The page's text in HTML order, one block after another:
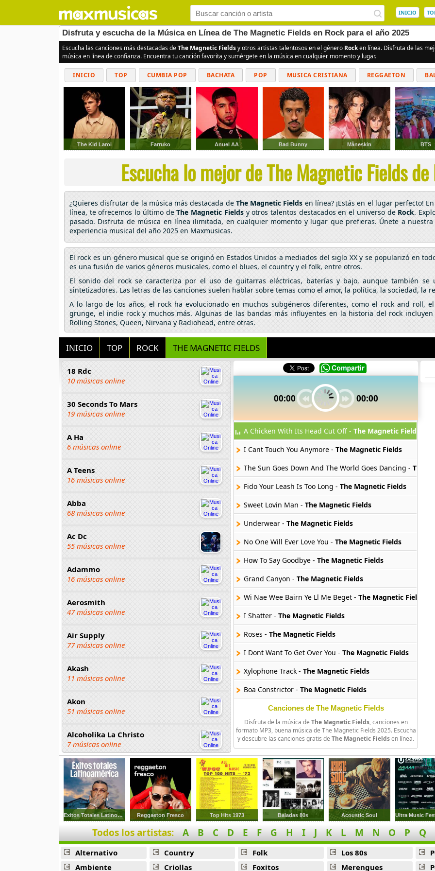
INICIO
Disfruta y escucha de la Música en Línea de The Magnetic Fields en Rock para el año 2025
Escucha las canciones más destacadas deThe Magnetic Fieldsy otros artistas talentosos en el género Rocken línea. Disfruta de las
música en línea de confianza. Encuentra tu canción favorita y sumérgete en la música en cualquier momento y lugar.
INICIO TOP CUMBIA POP BACHATA POP MUSICA CRISTIANA REGGAETON
CUMBIAS
The Kid Laroi Farruko Anuel AA Bad Bunny Måneskin BTS
Escucha lo mejor de The Magnetic Fields
¿Quieres disfrutar de la música más destacada de The Magnetic Fields en línea? ¡Estás en el lugar perfecto!
línea, te ofrecemos lo último deThe Magnetic Fieldsy otros talentos destacados en el universo de Rock.
pasado. Disfruta de música en línea ilimitada, en cualquier momento y lugar que prefieras. Únete a
experiencia musical del año 2025 en Maxmusicas.
El rock es un género musical que se originó en Estados Unidos a mediados del siglo XX y se popularizó en
es una fusión de varios géneros musicales, como el blues, el country y el folk, entre otros.
El sonido del rock se caracteriza por el uso de guitarras eléctricas, baterías y bajo, aunque también se
sintetizadores. Las letras de las canciones suelen hablar sobre temas como el amor, la política, la sociedad, la
A lo largo de los años, el rock ha evolucionado en muchos subgéneros diferentes, como el rock and roll,
grunge, el indie rock y muchos más. Algunas de las bandas más influyentes en la historia del rock incluyen
Rolling Stones, Queen, Nirvana y Radiohead, entre otras.
INICIO TOP ROCK THE MAGNETIC FIELDS
18 Rdc
10 músicas online
30 Seconds To Mars
19 músicas online
A Ha
6 músicas online
A Teens
16 músicas online
Abba
68 músicas online
Ac Dc
55 músicas online
Adammo
16 músicas online
Aerosmith
47 músicas online
Air Supply
77 músicas online
Akash
11 músicas online
Akon
51 músicas online
Alcoholika La Christo
7 músicas online
Atajo
22 músicas online
Banane Metalik
26 músicas online
Barry Manilow
16 músicas online
Beady Eye
00:00 00:00
A Chicken With Its Head Cut Off - The Magnetic Fields
I Cant Touch You Anymore - The Magnetic Fields
The Sun Goes Down And The World Goes Dancing - The
Fido Your Leash Is Too Long - The Magnetic Fields
Sweet Lovin Man - The Magnetic Fields
Underwear - The Magnetic Fields
No One Will Ever Love You - The Magnetic Fields
How To Say Goodbye - The Magnetic Fields
Grand Canyon - The Magnetic Fields
Wi Nae Wee Bairn Ye Ll Me Beget - The Magnetic Fields
I Shatter - The Magnetic Fields
Roses - The Magnetic Fields
I Dont Want To Get Over You - The Magnetic Fields
Xylophone Track - The Magnetic Fields
Boa Constrictor - The Magnetic Fields
Zebra -The Magnetic Fields
For We Are The King Of The Boudoir -The Magnetic Fields
The Magnetic Fields
The Cactus Where Your Heart Should Be -The Magnetic
If You Dont Cry -The Magnetic Fields
Blue You -The Magnetic Fields
My Sentimental Melody -
The Magnetic Fields
Strange Eyes - The Magnetic Fields
Come Back From San Francisco -The Magnetic Fields
Canciones de The Magnetic Fields
Disfruta de la música de The Magnetic Fields, canciones en
formato MP3, buena música de The Magnetic Fields 2025. Escucha
y descubre las canciones gratis de The Magnetic Fieldsen línea.
Exitos Totales Latinoamerica Reggaeton Fresco Top Hits 1973 Baladas 80s Acoustic Soul
Todos los artistas: A B C D E F G H I J K L M N O P Q
Alternativo
Ambiente
Country
Criollas
Folk
Foxitos
Los 80s
Merengues